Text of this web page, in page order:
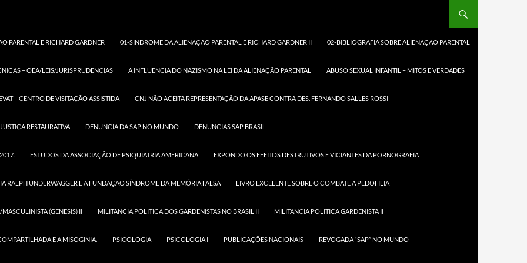
PARENTAL E RICHARD GARDNER 01-SINDROME DA ALIENAÇÃO PARENTAL E RICHARD GARDNER II 02-BIBLIOGRAFIA SOBRE ALIENAÇÃO PARENTAL
– OEA/LEIS/JURISPRUDENCIAS A INFLUENCIA DO NAZISMO NA LEI DA ALIENAÇÃO PARENTAL ABUSO SEXUAL INFANTIL – MITOS E VERDADES
– CENTRO DE VISITAÇÃO ASSISTIDA CNJ NÃO ACEITA REPRESENTAÇÃO DA APASE CONTRA DES. FERNANDO SALLES ROSSI
RESTAURATIVA DENUNCIA DA SAP NO MUNDO DENUNCIAS SAP BRASIL
ESTUDOS DA ASSOCIAÇÃO DE PSIQUIATRIA AMERICANA EXPONDO OS EFEITOS DESTRUTIVOS E VICIANTES DA PORNOGRAFIA
RALPH UNDERWAGGER E A FUNDAÇÃO SÍNDROME DA MEMÓRIA FALSA LIVRO EXCELENTE SOBRE O COMBATE A PEDOFILIA
(GENESIS) II MILITANCIA POLITICA DOS GARDENISTAS NO BRASIL II MILITANCIA POLITICA GARDENISTA II
E A MISOGINIA. PSICOLOGIA PSICOLOGIA I PUBLICAÇÕES NACIONAIS REVOGADA “SAP” NO MUNDO
VERDADES SOBRE ABUSO
SEXUAL INFANTIL: POLITICA E
PRATICA
Home Verdades sobre abuso sexual infantil: política e prática
https://books.google
id=auSEAgAAQBAJ